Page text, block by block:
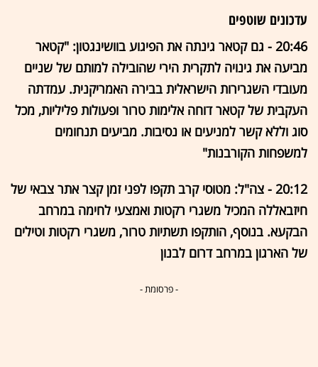
עדכונים שוטפים
20:46 - גם קטאר גינתה את הפיגוע בוושינגטון: "קטאר
מביעה את גינויה לתקרית הירי שהובילה למותם של שניים
מעובדי השגרירות הישראלית בבירה האמריקנית. עמדתה
העקבית של קטאר דוחה אלימות טרור ופעולות פליליות, מכל
סוג וללא קשר למניעים או נסיבות. מביעים תנחומים
למשפחות הקורבנות"
20:12 - צה"ל: מטוסי קרב תקפו לפני זמן קצר אתר צבאי של
חיזבאללה המכיל משגרי רקטות ואמצעי לחימה במרחב
הבקעא. בנוסף, הותקפו תשתיות טרור, משגרי רקטות וטילים
של הארגון במרחב דרום לבנון
- פרסומת -